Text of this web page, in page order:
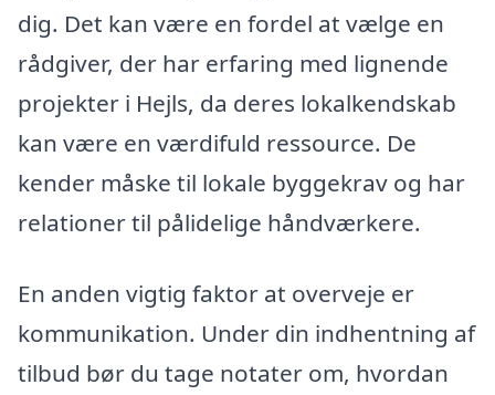
dig. Det kan være en fordel at vælge en
rådgiver, der har erfaring med lignende
projekter i Hejls, da deres lokalkendskab
kan være en værdifuld ressource. De
kender måske til lokale byggekrav og har
relationer til pålidelige håndværkere.
En anden vigtig faktor at overveje er
kommunikation. Under din indhentning af
tilbud bør du tage notater om, hvordan